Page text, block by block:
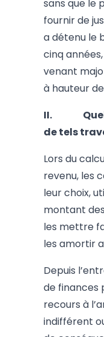
sans que le
fournir de
a détenu le
cinq
venant
à hauteur de
II.
de tels
Lors du
revenu, les
leur choix,
montant
les mettre
les amortir
Depuis
de finances
recours à
indifférent